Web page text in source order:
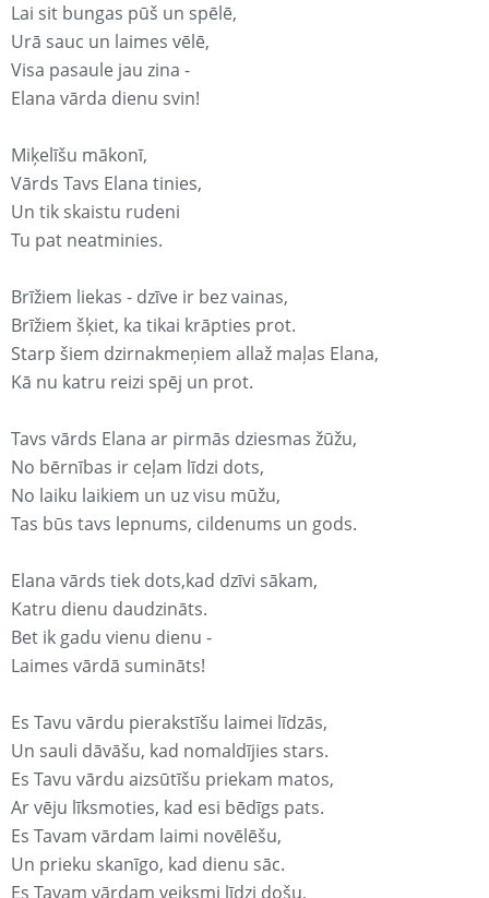
Lai sit bungas pūš un spēlē,
Urā sauc un laimes vēlē,
Visa pasaule jau zina -
Elana vārda dienu svin!
Miķelīšu mākonī,
Vārds Tavs Elana tinies,
Un tik skaistu rudeni
Tu pat neatminies.
Brīžiem liekas - dzīve ir bez vainas,
Brīžiem šķiet, ka tikai krāpties prot.
Starp šiem dzirnakmeņiem allaž maļas Elana,
Kā nu katru reizi spēj un prot.
Tavs vārds Elana ar pirmās dziesmas žūžu,
No bērnības ir ceļam līdzi dots,
No laiku laikiem un uz visu mūžu,
Tas būs tavs lepnums, cildenums un gods.
Elana vārds tiek dots,kad dzīvi sākam,
Katru dienu daudzināts.
Bet ik gadu vienu dienu -
Laimes vārdā sumināts!
Es Tavu vārdu pierakstīšu laimei līdzās,
Un sauli dāvāšu, kad nomaldījies stars.
Es Tavu vārdu aizsūtīšu priekam matos,
Ar vēju līksmoties, kad esi bēdīgs pats.
Es Tavam vārdam laimi novēlēšu,
Un prieku skanīgo, kad dienu sāc.
Es Tavam vārdam veiksmi līdzi došu,